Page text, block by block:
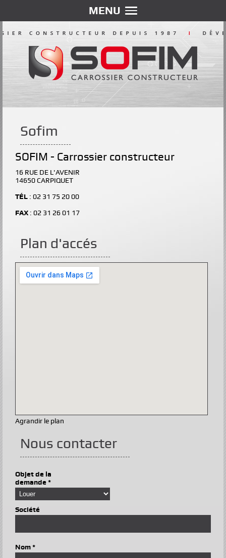
MENU
Sofim
SOFIM - Carrossier constructeur
16 RUE DE L'AVENIR
14650 CARPIQUET
TÉL : 02 31 75 20 00
FAX : 02 31 26 01 17
Plan d'accés
Agrandir le plan
Nous contacter
Objet de la
demande *
Société
Nom *